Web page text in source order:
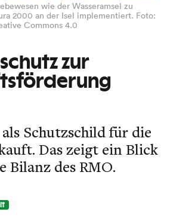
wie der Wasseramsel zu
2000 an der Isel implementiert. Foto:
Commons 4.0
zur
Schutzschild für die
Das zeigt ein Blick
Bilanz des RMO.